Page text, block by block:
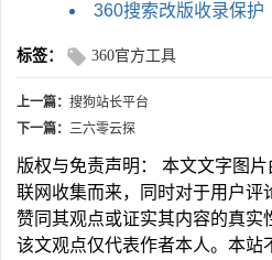
360搜索改版收录保护
标签： 360官方工具
上一篇： 搜狗站长平台
下一篇： 三六零云探
版权与免责声明： 本文文字图
联网收集而来，同时对于用户评
赞同其观点或证实其内容的真实
该文观点仅代表作者本人。本站